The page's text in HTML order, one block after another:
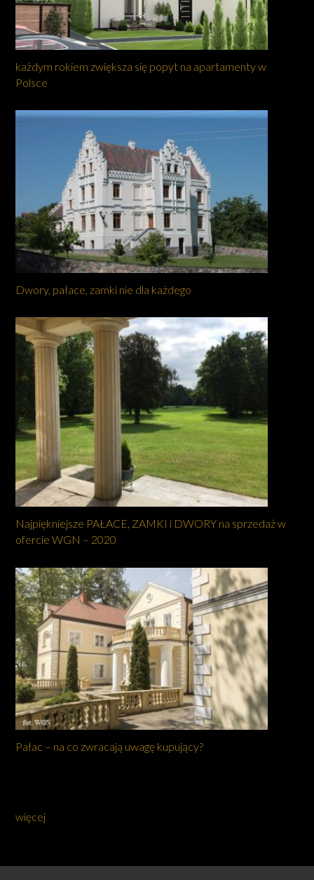
każdym rokiem zwiększa się popyt na apartamenty w
Polsce
Dwory, pałace, zamki nie dla każdego
Najpiękniejsze PAŁACE, ZAMKI i DWORY na sprzedaż w
ofercie WGN – 2020
Pałac – na co zwracają uwagę kupujący?
więcej